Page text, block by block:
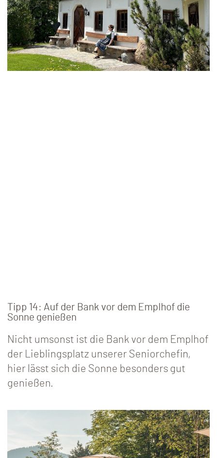
Tipp 14: Auf der Bank vor dem Emplhof die
Sonne genießen
Nicht umsonst ist die Bank vor dem Emplhof
der Lieblingsplatz unserer Seniorchefin,
hier lässt sich die Sonne besonders gut
genießen.